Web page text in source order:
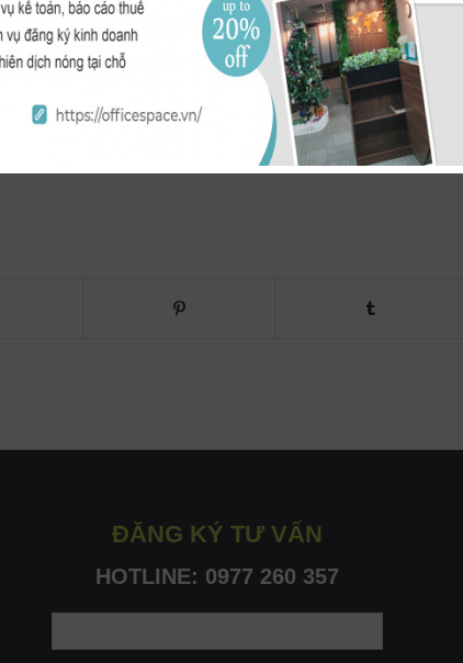
đến vậy.
đã được chúng tôi cập nhật, để biết thêm thông tin chi tiết
thể liên hệ ngay với chúng tôi hoặc đăng ký để chuyên viên
hàng cân. Xin chân thành cảm ơn!
hướng đến cuộc sống tiện nghi, mang đẳng
ĐĂNG KÝ TƯ VẤN
HOTLINE: ​0977 260 357